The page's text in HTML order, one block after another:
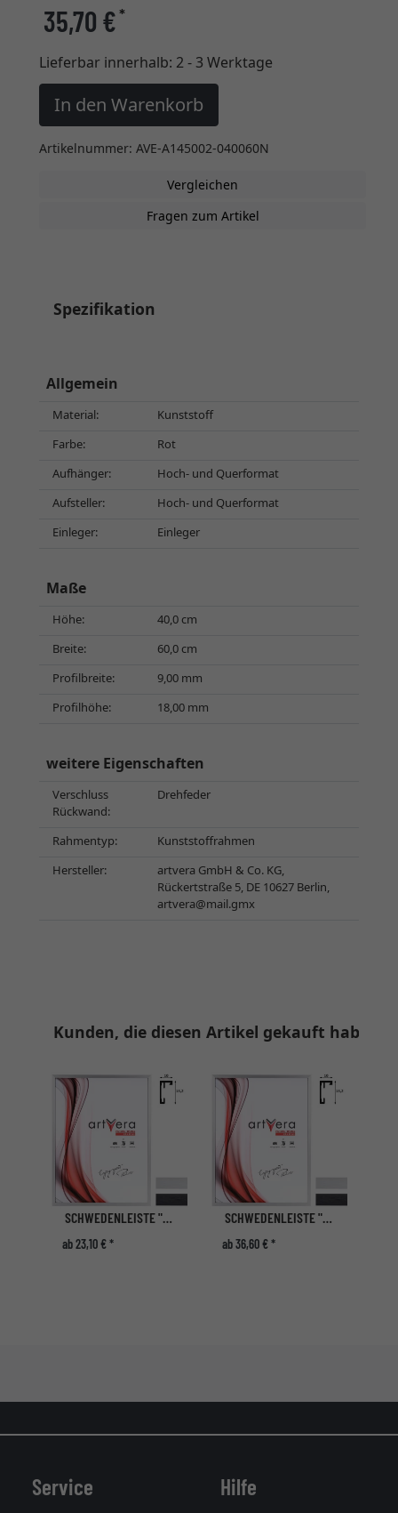
35,70 €*
Lieferbar innerhalb: 2 - 3 Werktage
In den Warenkorb
Artikelnummer: AVE-A145002-040060N
Vergleichen
Fragen zum Artikel
Spezifikation
Allgemein
Material:
Kunststoff
Farbe:
Rot
Aufhänger:
Hoch- und Querformat
Aufsteller:
Hoch- und Querformat
Einleger:
Einleger
Maße
Höhe:
40,0 cm
Breite:
60,0 cm
Profilbreite:
9,00 mm
Profilhöhe:
18,00 mm
weitere Eigenschaften
Verschluss
Rückwand:
Drehfeder
Rahmentyp:
Kunststoffrahmen
Hersteller:
artvera GmbH & Co. KG,
Rückertstraße 5, DE 10627 Berlin,
artvera@mail.gmx
Kunden, die diesen Artikel gekauft haben,
SCHWEDENLEISTE "GOTLAND" AUS ALUMINIUM
ab 23,10 € *
SCHWEDENLEISTE "GOTLAND" AUS ALUMINIUM
ab 36,60 € *
Service Hilfe